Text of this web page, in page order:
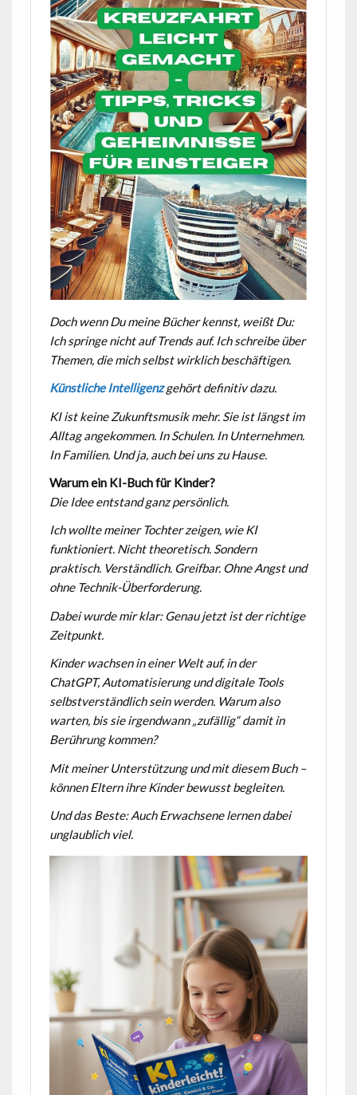
Doch wenn Du meine Bücher kennst, weißt Du:
Ich springe nicht auf Trends auf. Ich schreibe über
Themen, die mich selbst wirklich beschäftigen.
Künstliche Intelligenzgehört definitiv dazu.
KI ist keine Zukunftsmusik mehr. Sie ist längst im
Alltag angekommen. In Schulen. In Unternehmen.
In Familien. Und ja, auch bei uns zu Hause.
Warum ein KI-Buch für Kinder?
Die Idee entstand ganz persönlich.
Ich wollte meiner Tochter zeigen, wie KI
funktioniert. Nicht theoretisch. Sondern
praktisch. Verständlich. Greifbar. Ohne Angst und
ohne Technik-Überforderung.
Dabei wurde mir klar: Genau jetzt ist der richtige
Zeitpunkt.
Kinder wachsen in einer Welt auf, in der
ChatGPT, Automatisierung und digitale Tools
selbstverständlich sein werden. Warum also
warten, bis sie irgendwann „zufällig“ damit in
Berührung kommen?
Mit meiner Unterstützung und mit diesem Buch –
können Eltern ihre Kinder bewusst begleiten.
Und das Beste: Auch Erwachsene lernen dabei
unglaublich viel.